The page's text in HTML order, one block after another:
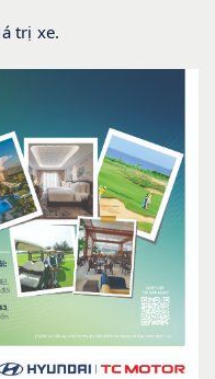
trị xe.